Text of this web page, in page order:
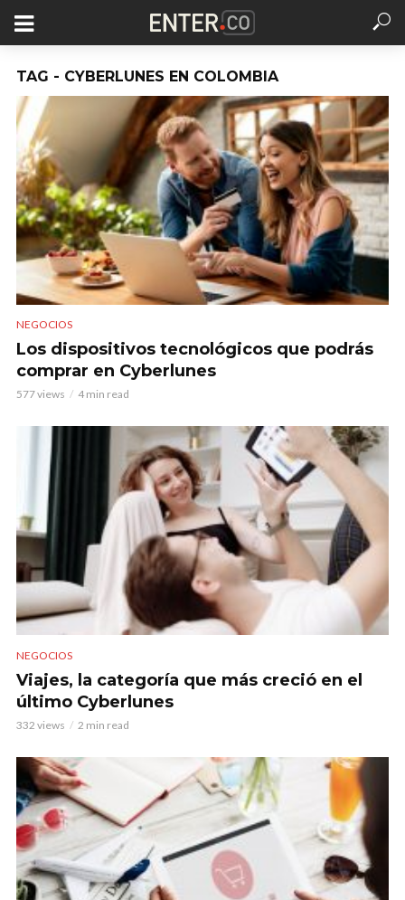
TAG - CYBERLUNES EN COLOMBIA
NEGOCIOS
Los dispositivos tecnológicos que podrás
comprar en Cyberlunes
577 views 4 min read
NEGOCIOS
Viajes, la categoría que más creció en el
último Cyberlunes
332 views 2 min read